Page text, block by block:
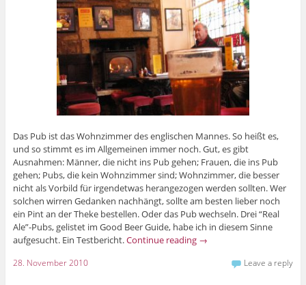
Das Pub ist das Wohnzimmer des englischen Mannes. So heißt es,
und so stimmt es im Allgemeinen immer noch. Gut, es gibt
Ausnahmen: Männer, die nicht ins Pub gehen; Frauen, die ins Pub
gehen; Pubs, die kein Wohnzimmer sind; Wohnzimmer, die besser
nicht als Vorbild für irgendetwas herangezogen werden sollten. Wer
solchen wirren Gedanken nachhängt, sollte am besten lieber noch
ein Pint an der Theke bestellen. Oder das Pub wechseln. Drei “Real
Ale”-Pubs, gelistet im Good Beer Guide, habe ich in diesem Sinne
aufgesucht. Ein Testbericht.Continue reading →
28. November 2010 Leave a reply